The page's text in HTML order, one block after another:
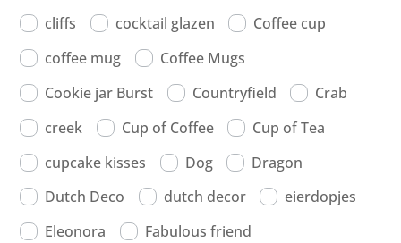
cliffs
cocktail glazen
Coffee cup
coffee mug
Coffee Mugs
Cookie jar Burst
Countryfield
Crab
creek
Cup of Coffee
Cup of Tea
cupcake kisses
Dog
Dragon
Dutch Deco
dutch decor
eierdopjes
Eleonora
Fabulous friend